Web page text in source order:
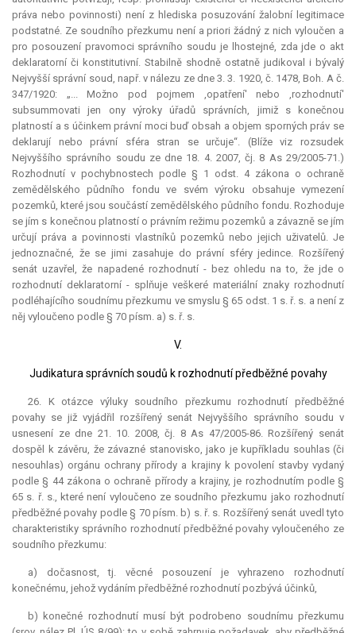
práva nebo povinnosti) není z hlediska posuzování žalobní legitimace
podstatné. Ze soudního přezkumu není a priori žádný z nich vyloučen a
pro posouzení pravomoci správního soudu je lhostejné, zda jde o akt
deklaratorní či konstitutivní. Stabilně shodně ostatně judikoval i bývalý
Nejvyšší správní soud, např. v nálezu ze dne 3. 3. 1920, č. 1478, Boh. A č.
347/1920: „... Možno pod pojmem ,opatření' nebo ,rozhodnutí'
subsummovati jen ony výroky úřadů správních, jimiž s konečnou
platností a s účinkem právní moci buď obsah a objem sporných práv se
deklarují nebo právní sféra stran se určuje“. (Blíže viz rozsudek
Nejvyššího správního soudu ze dne 18. 4. 2007, čj. 8 As 29/2005-71.)
Rozhodnutí v pochybnostech podle § 1 odst. 4 zákona o ochraně
zemědělského půdního fondu ve svém výroku obsahuje vymezení
pozemků, které jsou součástí zemědělského půdního fondu. Rozhoduje
se jím s konečnou platností o právním režimu pozemků a závazně se jím
určují práva a povinnosti vlastníků pozemků nebo jejich uživatelů. Je
jednoznačné, že se jimi zasahuje do právní sféry jedince. Rozšířený
senát uzavřel, že napadené rozhodnutí - bez ohledu na to, že jde o
rozhodnutí deklaratorní - splňuje veškeré materiální znaky rozhodnutí
podléhajícího soudnímu přezkumu ve smyslu § 65 odst. 1 s. ř. s. a není z
něj vyloučeno podle § 70 písm. a) s. ř. s.
V.
Judikatura správních soudů k rozhodnutí předběžné povahy
26. K otázce výluky soudního přezkumu rozhodnutí předběžné
povahy se již vyjádřil rozšířený senát Nejvyššího správního soudu v
usnesení ze dne 21. 10. 2008, čj. 8 As 47/2005-86. Rozšířený senát
dospěl k závěru, že závazné stanovisko, jako je kupříkladu souhlas (či
nesouhlas) orgánu ochrany přírody a krajiny k povolení stavby vydaný
podle § 44 zákona o ochraně přírody a krajiny, je rozhodnutím podle §
65 s. ř. s., které není vyloučeno ze soudního přezkumu jako rozhodnutí
předběžné povahy podle § 70 písm. b) s. ř. s. Rozšířený senát uvedl tyto
charakteristiky správního rozhodnutí předběžné povahy vyloučeného ze
soudního přezkumu:
a) dočasnost, tj. věcné posouzení je vyhrazeno rozhodnutí
konečnému, jehož vydáním předběžné rozhodnutí pozbývá účinků,
b) konečné rozhodnutí musí být podrobeno soudnímu přezkumu